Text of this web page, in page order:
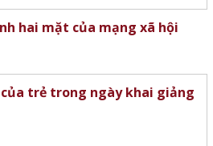
hai mặt của mạng xã hội
trẻ trong ngày khai giảng